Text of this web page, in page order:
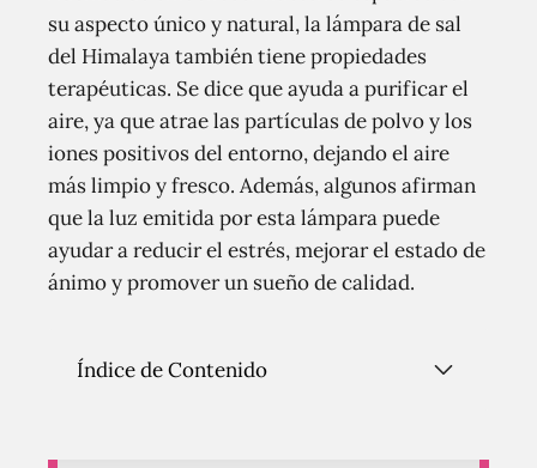
su aspecto único y natural, la lámpara de sal
del Himalaya también tiene propiedades
terapéuticas. Se dice que ayuda a purificar el
aire, ya que atrae las partículas de polvo y los
iones positivos del entorno, dejando el aire
más limpio y fresco. Además, algunos afirman
que la luz emitida por esta lámpara puede
ayudar a reducir el estrés, mejorar el estado de
ánimo y promover un sueño de calidad.
Índice de Contenido